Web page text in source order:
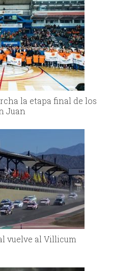
la etapa final de los
Juan
vuelve al Villicum